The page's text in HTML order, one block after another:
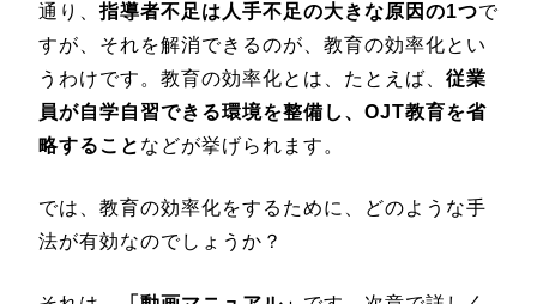
通り、指導者不足は人手不足の大きな原因の1つで
すが、それを解消できるのが、教育の効率化とい
うわけです。教育の効率化とは、たとえば、 従業
員が自学自習できる環境を整備し、OJT教育を省
略すること などが挙げられます。
では、教育の効率化をするために、どのような手
法が有効なのでしょうか？